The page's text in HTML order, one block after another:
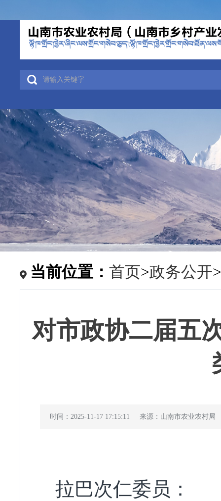
当前位置： 首页>政务公开>
对市政协二届五
时间：2025-11-17 17:15:11 来源：山南市农业农村局
拉巴次仁委员 ：